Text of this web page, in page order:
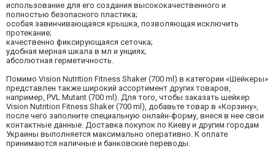
использование для его создания высококачественного и
полностью безопасного пластика;
особая завинчивающаяся крышка, позволяющая исключить
протекание;
качественно фиксирующаяся сеточка;
удобная мерная шкала в мл и унциях;
абсолютная герметичность.
Помимо Vision Nutrition Fitness Shaker (700 ml) в категории «Шейкеры»
представлен также широкий ассортимент других товаров,
например, PVL Mutant (700 ml). Для того, чтобы заказать шейкер
Vision Nutrition Fitness Shaker (700 ml), добавьте товар в «Корзину»,
после чего заполните специальную онлайн-форму, внеся в нее свои
контактные данные. Доставка покупок по Киеву и другим городам
Украины выполняется максимально оперативно. К оплате
принимаются наличные и банковские переводы.